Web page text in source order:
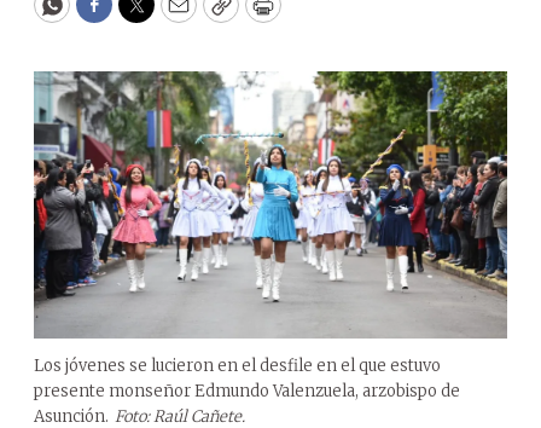
WhatsApp
Facebook
Twitter
EmailCopyPrint
Los jóvenes se lucieron en el desfile en el que estuvo
presente monseñor Edmundo Valenzuela, arzobispo de
Asunción. Foto: Raúl Cañete.